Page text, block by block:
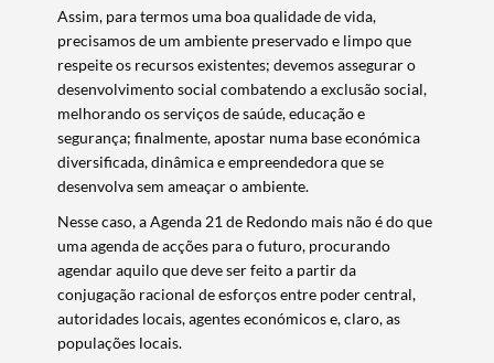
Assim, para termos uma boa qualidade de vida,
precisamos de um ambiente preservado e limpo que
respeite os recursos existentes; devemos assegurar o
desenvolvimento social combatendo a exclusão social,
melhorando os serviços de saúde, educação e
segurança; finalmente, apostar numa base económica
diversificada, dinâmica e empreendedora que se
desenvolva sem ameaçar o ambiente.
Nesse caso, a Agenda 21 de Redondo mais não é do que
uma agenda de acções para o futuro, procurando
agendar aquilo que deve ser feito a partir da
conjugação racional de esforços entre poder central,
autoridades locais, agentes económicos e, claro, as
populações locais.